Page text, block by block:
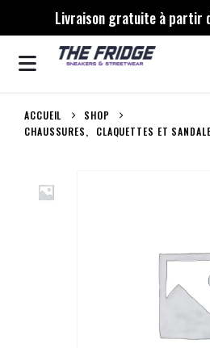
Livraison gratuite à partir
ACCUEIL
SHOP
CHAUSSURES, CLAQUETTES ET